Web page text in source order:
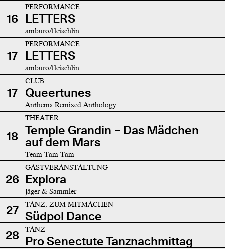
16
PERFORMANCE
LETTERS
amburo/fleischlin
17
PERFORMANCE
LETTERS
amburo/fleischlin
17
CLUB
Queertunes
Anthems Remixed Anthology
18
THEATER
Temple Grandin – Das Mädchen
auf dem Mars
Team Tam Tam
26
GASTVERANSTALTUNG
Explora
Jäger & Sammler
27 TANZ, ZUM MITMACHEN
Südpol Dance
28
TANZ
Pro Senectute Tanznachmittag